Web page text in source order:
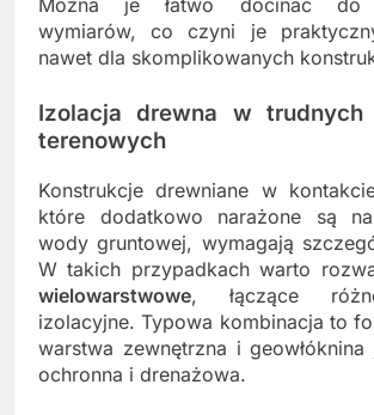
Można je łatwo docinać do
wymiarów, co czyni je
nawet dla skomplikowanych
Izolacja drewna w trudnych
terenowych
Konstrukcje drewniane w
które dodatkowo narażone są
wody gruntowej, wymagają
W takich przypadkach warto
wielowarstwowe, łączące
izolacyjne. Typowa kombinacja to
warstwa zewnętrzna i
ochronna i drenażowa.